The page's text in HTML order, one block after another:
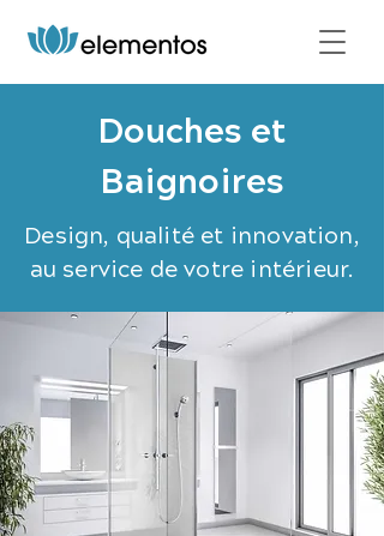
Douches et
Baignoires
Design, qualité et innovation,
au service de votre intérieur.